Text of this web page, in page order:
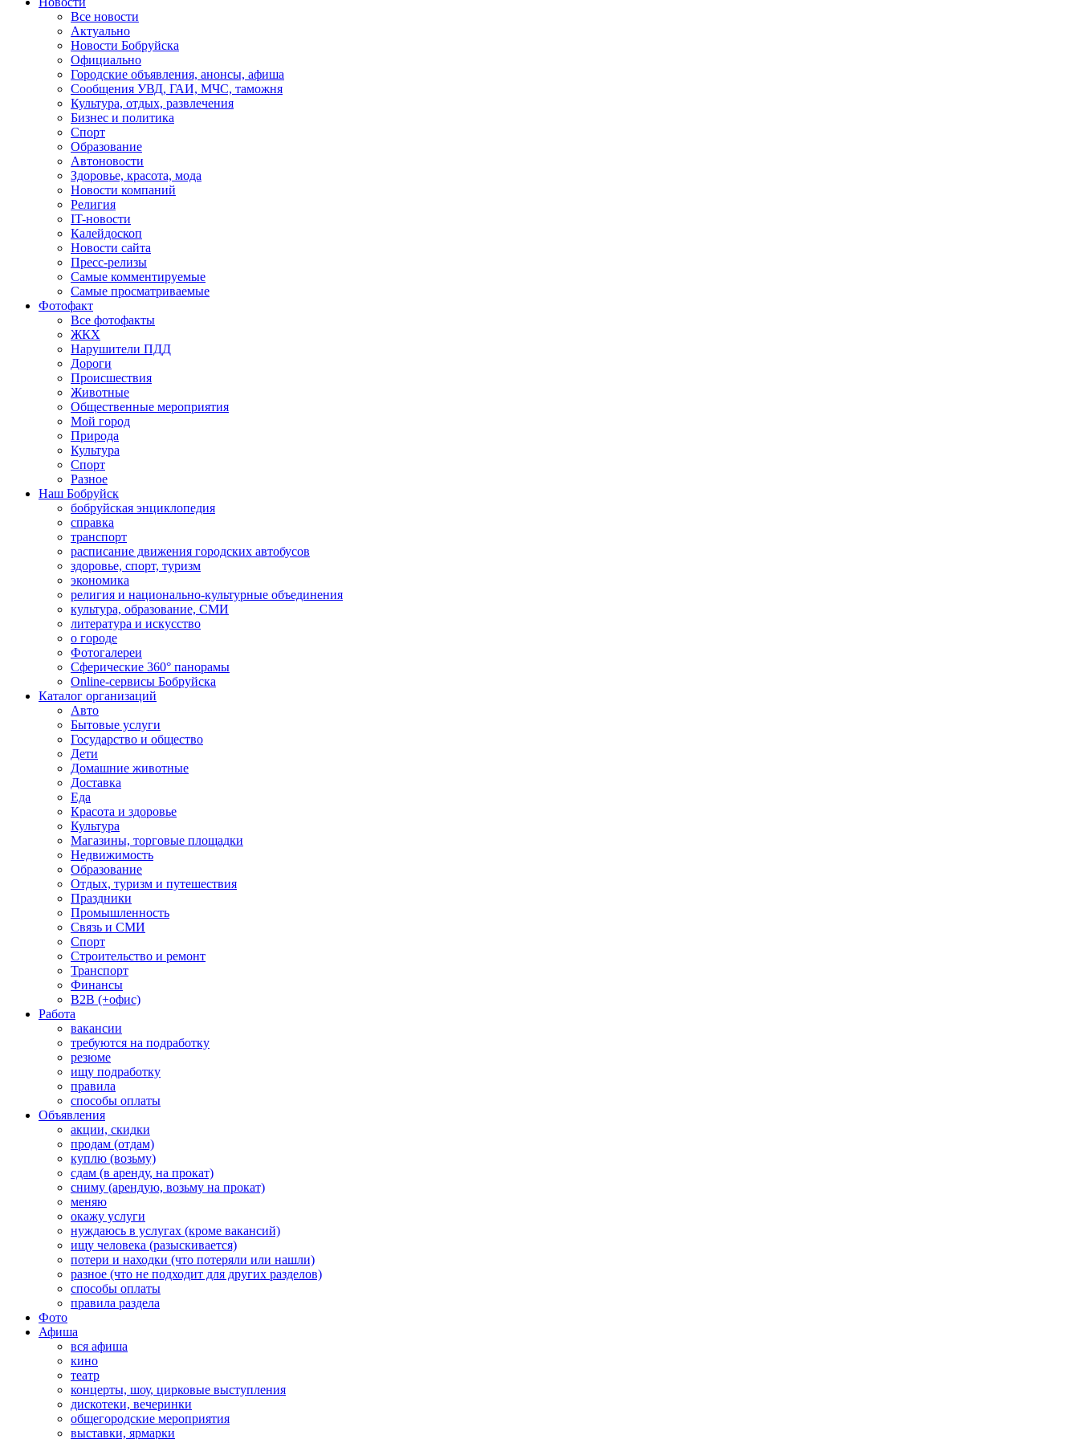
Все новости
Актуально
Новости Бобруйска
Официально
Городские объявления, анонсы, афиша
Сообщения УВД, ГАИ, МЧС, таможня
Культура, отдых, развлечения
Бизнес и политика
Спорт
Образование
Автоновости
Здоровье, красота, мода
Новости компаний
Религия
IT-новости
Калейдоскоп
Новости сайта
Пресс-релизы
Самые комментируемые
Самые просматриваемые
Фотофакт
Все фотофакты
ЖКХ
Нарушители ПДД
Дороги
Происшествия
Животные
Общественные мероприятия
Мой город
Природа
Культура
Спорт
Разное
Наш Бобруйск
бобруйская энциклопедия
справка
транспорт
расписание движения городских автобусов
здоровье, спорт, туризм
экономика
религия и национально-культурные объединения
культура, образование, СМИ
литература и искусство
о городе
Фотогалереи
Сферические 360° панорамы
Online-сервисы Бобруйска
Каталог организаций
Авто
Бытовые услуги
Государство и общество
Дети
Домашние животные
Доставка
Еда
Красота и здоровье
Культура
Магазины, торговые площадки
Недвижимость
Образование
Отдых, туризм и путешествия
Праздники
Промышленность
Связь и СМИ
Спорт
Строительство и ремонт
Транспорт
Финансы
B2B (+офис)
Работа
вакансии
требуются на подработку
резюме
ищу подработку
правила
способы оплаты
Объявления
акции, скидки
продам (отдам)
куплю (возьму)
сдам (в аренду, на прокат)
сниму (арендую, возьму на прокат)
меняю
окажу услуги
нуждаюсь в услугах (кроме вакансий)
ищу человека (разыскивается)
потери и находки (что потеряли или нашли)
разное (что не подходит для других разделов)
способы оплаты
правила раздела
Фото
Афиша
вся афиша
кино
театр
концерты, шоу, цирковые выступления
дискотеки, вечеринки
общегородские мероприятия
выставки, ярмарки